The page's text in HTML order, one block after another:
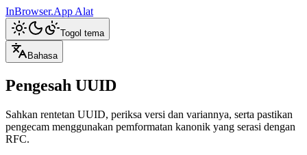
InBrowser.App Alat
Togol tema
Bahasa
Pengesah UUID
Sahkan rentetan UUID, periksa versi dan variannya, serta pastikan
pengecam menggunakan pemformatan kanonik yang serasi dengan
RFC.